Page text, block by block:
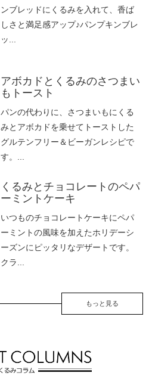
ンブレッドにくるみを入れて、香ば
しさと満足感アップ♪パンプキンブレ
ッ...
アボカドとくるみのさつまい
もトースト
パンの代わりに、さつまいもにくる
みとアボカドを乗せてトーストした
グルテンフリー＆ビーガンレシピで
す。...
くるみとチョコレートのペパ
ーミントケーキ
いつものチョコレートケーキにペパ
ーミントの風味を加えたホリデーシ
ーズンにピッタリなデザートです。
クラ...
もっと見る